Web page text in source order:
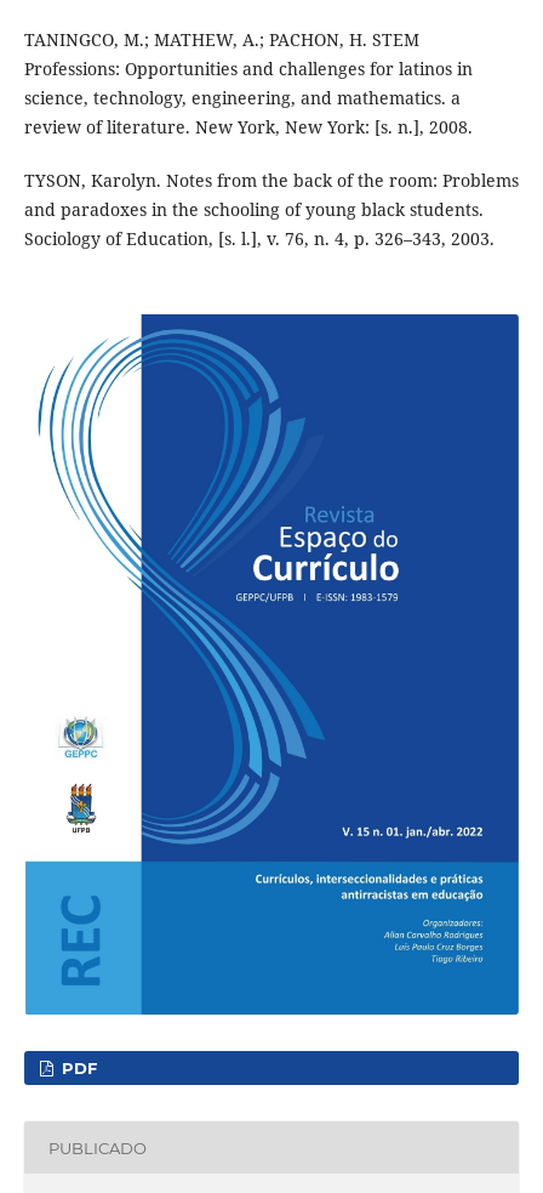
TANINGCO, M.; MATHEW, A.; PACHON, H. STEM
Professions: Opportunities and challenges for latinos in
science, technology, engineering, and mathematics. a
review of literature. New York, New York: [s. n.], 2008.
TYSON, Karolyn. Notes from the back of the room: Problems
and paradoxes in the schooling of young black students.
Sociology of Education, [s. l.], v. 76, n. 4, p. 326–343, 2003.
PDF
PUBLICADO